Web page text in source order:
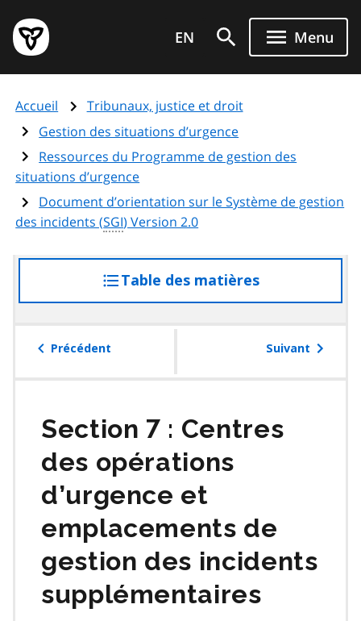
au
contenu
principal
Page
d'accueil
de
l'Ontario
EN Menu
Accueil
Tribunaux, justice et droit
Gestion des situations d’urgence
Ressources du Programme de gestion des
situations d’urgence
Document d’orientation sur le Système de gestion
des incidents (SGI) Version 2.0
Table des matières
à
table
Précédent Suivant
Section 7 : Centres
des opérations
d’urgence et
emplacements de
gestion des incidents
supplémentaires